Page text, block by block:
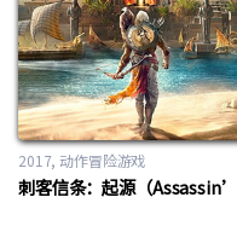
2017 动作冒险游戏